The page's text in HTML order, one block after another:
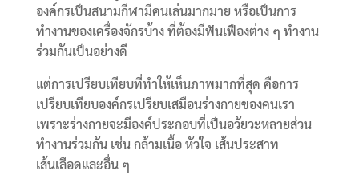
องค์กรเป็นสนามกีฬามีคนเล่นมากมาย หรือเป็นการ
ทำงานของเครื่องจักรบ้าง ที่ต้องมีฟันเฟืองต่าง ๆ ทำงาน
ร่วมกันเป็นอย่างดี
แต่การเปรียบเทียบที่ทำให้เห็นภาพมากที่สุด คือการ
เปรียบเทียบองค์กรเปรียบเสมือนร่างกายของคนเรา
เพราะร่างกายจะมีองค์ประกอบที่เป็นอวัยวะหลายส่วน
ทำงานร่วมกัน เช่น กล้ามเนื้อ หัวใจ เส้นประสาท
เส้นเลือดและอื่น ๆ